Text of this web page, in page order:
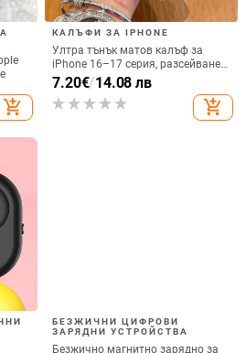
add_shopping_cart
КАЛЪФИ ЗА IPHONE
Ултра тънък матов калъф за
iPhone 16–17 серия, разсейване
на топлината, пълно покритие,
удароустойчив и устойчив на
отпечатъци
7.20€/14.08 лв
add_shopping_cart
БЕЗЖИЧНИ ЦИФРОВИ
ЗАРЯДНИ УСТРОЙСТВА
Безжично магнитно зарядно за